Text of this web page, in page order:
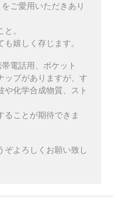
ご愛用いただきあり
。
嬉しく存じます。
電話用、ポケット
ップがありますが、す
や化学合成物質、スト
ることが期待できま
ぞよろしくお願い致し